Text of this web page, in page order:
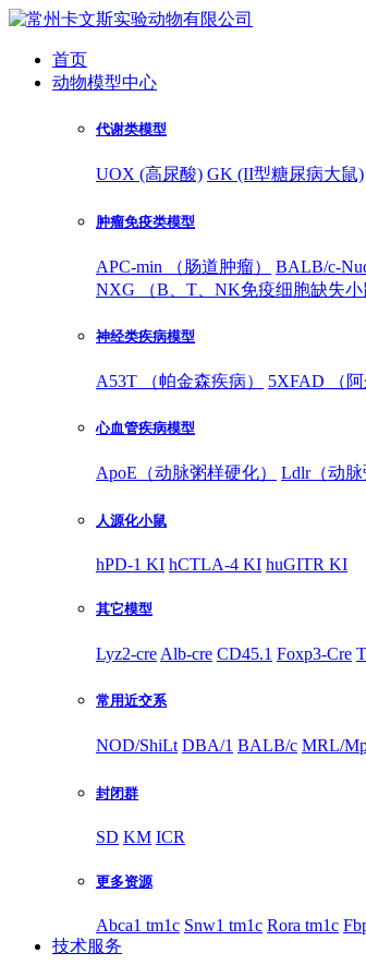
首页
动物模型中心
代谢类模型
UOX (高尿酸) GK (II型糖尿病大鼠)
肿瘤免疫类模型
APC-min （肠道肿瘤） BALB/c-
NXG （B、T、NK免疫细胞缺失小
神经类疾病模型
A53T （帕金森疾病） 5XFAD （阿
心血管疾病模型
ApoE（动脉粥样硬化） Ldlr（动脉
人源化小鼠
hPD-1 KI hCTLA-4 KI huGITR KI
其它模型
Lyz2-cre Alb-cre CD45.1 Foxp3-Cre
常用近交系
NOD/ShiLt DBA/1 BALB/c MRL/
封闭群
SD KM ICR
更多资源
Abca1 tm1c Snw1 tm1c Rora tm1c
技术服务